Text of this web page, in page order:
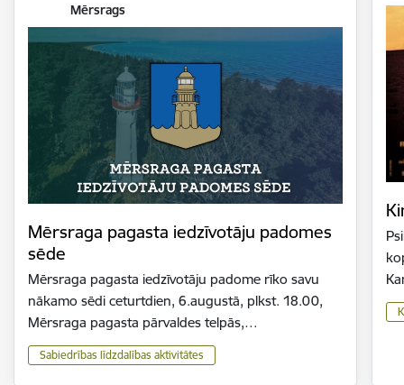
Mērsrags
Mērsraga pagasta iedzīvotāju padomes
sēde
Mērsraga pagasta iedzīvotāju padome rīko savu
nākamo sēdi ceturtdien, 6.augustā, plkst. 18.00,
Mērsraga pagasta pārvaldes telpās,…
Sabiedrības līdzdalības aktivitātes